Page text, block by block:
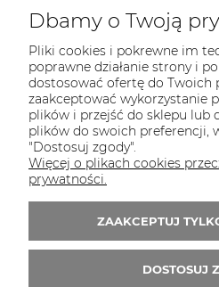
Sklep PARTY
ul.
95-015
tel.:
42
Zapisz się do
Dbamy o Twoją
Pliki cookies i pokrewne im
poprawne działanie strony i
dostosować ofertę do Twoich
zaakceptować wykorzystanie
plików i przejść do sklepu lub
plików do swoich preferencji,
"Dostosuj zgody".
Więcej o plikach cookies
prywatności.
ZAAKCEPTUJ
DOSTOSUJ